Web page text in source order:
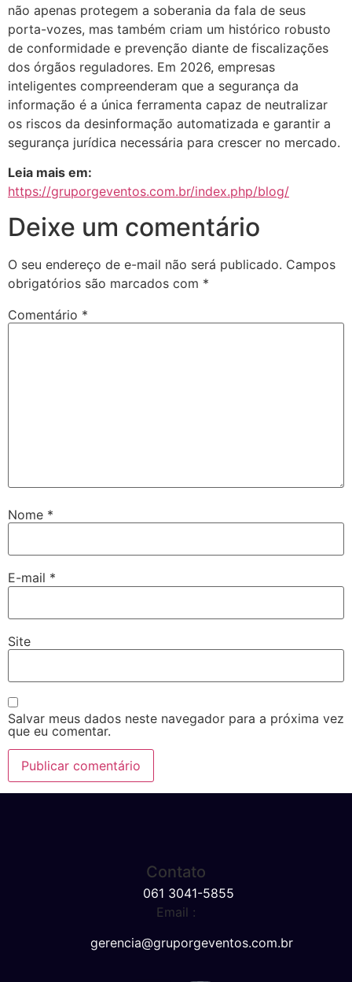
não apenas protegem a soberania da fala de seus
porta-vozes, mas também criam um histórico robusto
de conformidade e prevenção diante de fiscalizações
dos órgãos reguladores. Em 2026, empresas
inteligentes compreenderam que a segurança da
informação é a única ferramenta capaz de neutralizar
os riscos da desinformação automatizada e garantir a
segurança jurídica necessária para crescer no mercado.
Leia mais em:
https://gruporgeventos.com.br/index.php/blog/
Deixe um comentário
O seu endereço de e-mail não será publicado. Campos
obrigatórios são marcados com *
Comentário *
Nome *
E-mail *
Site
Salvar meus dados neste navegador para a próxima vez
que eu comentar.
Contato
061 3041-5855
Email :
gerencia@gruporgeventos.com.br